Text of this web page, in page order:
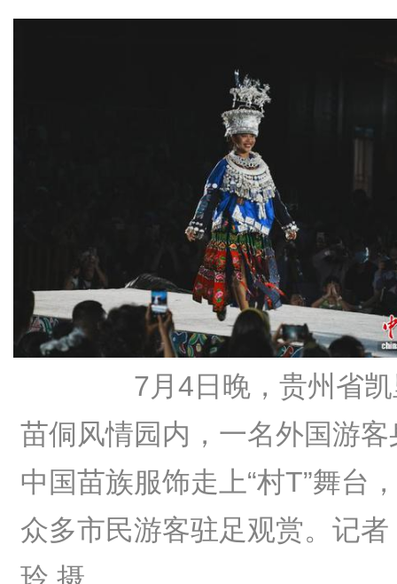
7月4日晚，贵州省凯
苗侗风情园内，一名外国游客
中国苗族服饰走上“村T”舞台
众多市民游客驻足观赏。记者